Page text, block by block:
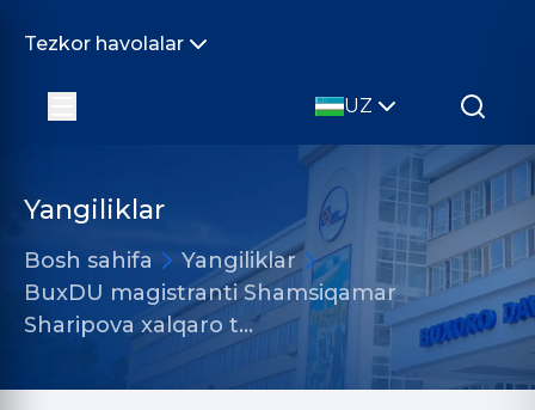
Tezkor havolalar
UZ
Yangiliklar
Bosh sahifa
Yangiliklar
BuxDU magistranti Shamsiqamar
Sharipova xalqaro t…